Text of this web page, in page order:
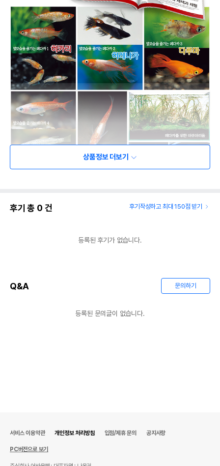
상품정보 더보기
후기 총 0 건 후기작성하고 최대 150점 받기
등록된 후기가 없습니다.
Q&A 문의하기
등록된 문의글이 없습니다.
서비스 이용약관 개인정보 처리방침 입점/제휴 문의 공지사항
PC버전으로 보기